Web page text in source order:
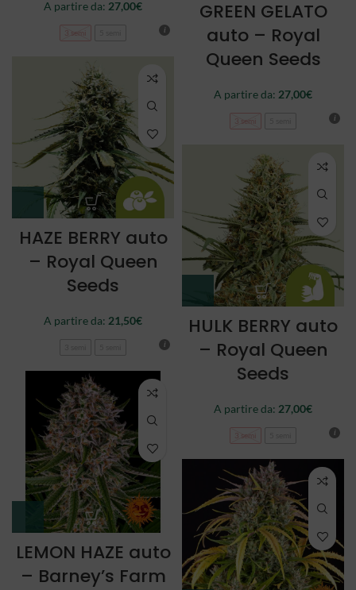
A partire da: 27,00€
3 semi
GREEN GELATO
auto – Royal
Queen Seeds
A partire da: 27,00€
3 semi
HAZE BERRY auto
– Royal Queen
Seeds
A partire da: 21,50€
HULK BERRY auto
– Royal Queen
Seeds
A partire da: 27,00€
3 semi
LEMON HAZE auto
– Barney’s Farm